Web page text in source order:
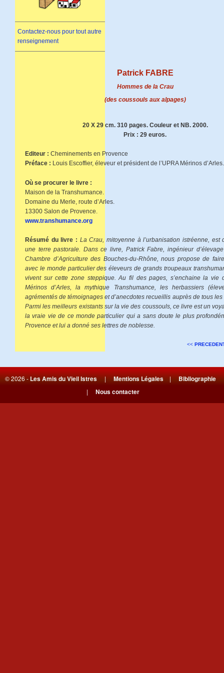
Contactez-nous pour tout autre
renseignement
Patrick FABRE
Hommes de la Crau
(des coussouls aux alpages)
20 X 29 cm. 310 pages. Couleur et NB. 2000.
Prix : 29 euros.
Editeur : Cheminements en Provence
Préface : Louis Escoffier, éleveur et président de l’UPRA Mérinos d’Arles.
Où se procurer le livre :
Maison de la Transhumance.
Domaine du Merle, route d’Arles.
13300 Salon de Provence.
www.transhumance.org
Résumé du livre : La Crau, mitoyenne à l’urbanisation istréenne, est
une terre pastorale. Dans ce livre, Patrick Fabre, ingénieur
Chambre d’Agriculture des Bouches-du-Rhône, nous propose de
avec le monde particulier des éleveurs de grands troupeaux
vivent sur cette zone steppique. Au fil des pages, s’enchaine la vie
Mérinos d’Arles, la mythique Transhumance, les herbassiers
agrémentés de témoignages et d’anecdotes recueillis auprès de tous
Parmi les meilleurs existants sur la vie des coussouls, ce livre est un
la vraie vie de ce monde particulier qui a sans doute le plus
Provence et lui a donné ses lettres de noblesse.
<<
© 2026 -Les Amis du Vieil Istres|Mentions Légales|Bibliographie
| Nous contacter